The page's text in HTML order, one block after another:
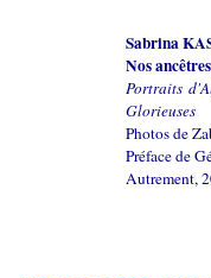
Sabrina
Nos
Portraits
Glorieuses
Photos de
Préface de
Autrement,